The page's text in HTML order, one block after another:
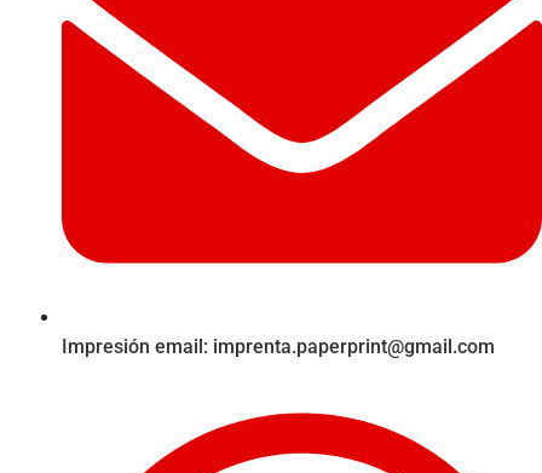
Impresión email: imprenta.paperprint@gmail.com